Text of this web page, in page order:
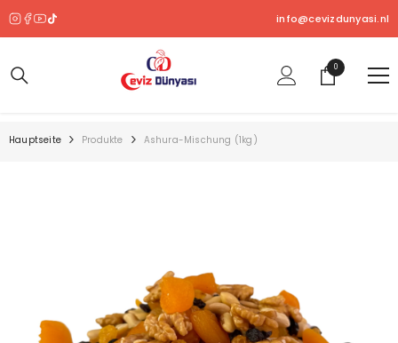
info@cevizdunyasi.nl
00
Produkt
Hauptseite Produkte Ashura-Mischung (1kg)